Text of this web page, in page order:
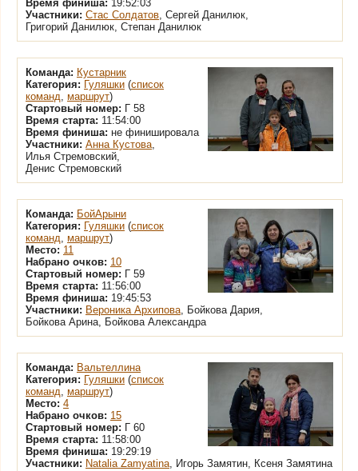
Время финиша: 19:52:03
Участники: Стас Солдатов, Сергей Данилюк,
Григорий Данилюк, Степан Данилюк
Команда: Кустарник
Категория: Гуляшки (список
команд, маршрут)
Стартовый номер: Г 58
Время старта: 11:54:00
Время финиша: не финишировала
Участники: Анна Кустова,
Илья Стремовский,
Денис Стремовский
Команда: БойАрыни
Категория: Гуляшки (список
команд, маршрут)
Место: 11
Набрано очков: 10
Стартовый номер: Г 59
Время старта: 11:56:00
Время финиша: 19:45:53
Участники: Вероника Архипова, Бойкова Дария,
Бойкова Арина, Бойкова Александра
Команда: Вальтеллина
Категория: Гуляшки (список
команд, маршрут)
Место: 4
Набрано очков: 15
Стартовый номер: Г 60
Время старта: 11:58:00
Время финиша: 19:29:19
Участники: Natalia Zamyatina, Игорь Замятин, Ксеня Замятина